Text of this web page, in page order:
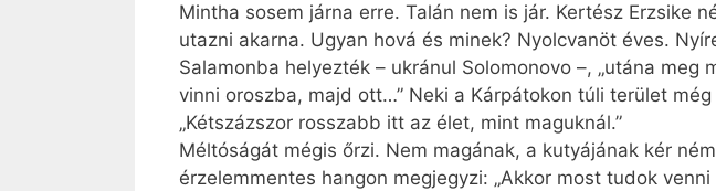
Mintha sosem járna erre. Talán nem is jár. Kertész Erzsike
utazni akarna. Ugyan hová és minek? Nyolcvanöt éves.
Salamonba helyezték – ukránul Solomonovo –, „utána
vinni oroszba, majd ott…” Neki a Kárpátokon túli terület
„Kétszázszor rosszabb itt az élet, mint maguknál.”
Méltóságát mégis őrzi. Nem magának, a kutyájának kér
érzelemmentes hangon megjegyzi: „Akkor most tudok venni